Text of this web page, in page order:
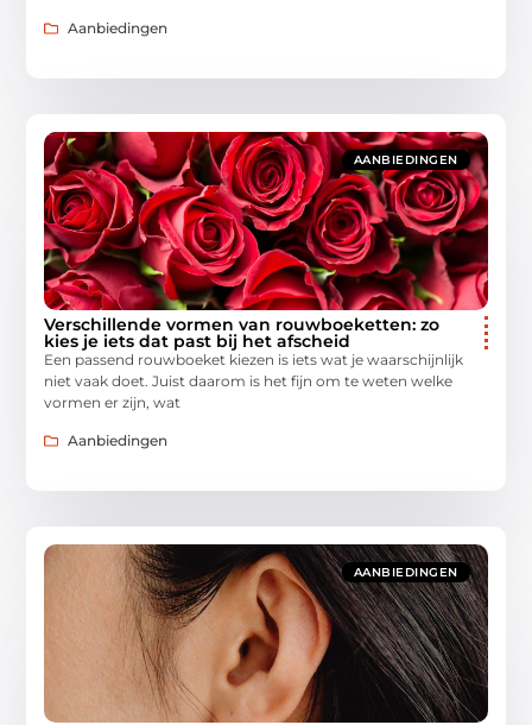
Aanbiedingen
AANBIEDINGEN
Verschillende vormen van rouwboeketten: zo
kies je iets dat past bij het afscheid
Een passend rouwboeket kiezen is iets wat je waarschijnlijk
niet vaak doet. Juist daarom is het fijn om te weten welke
vormen er zijn, wat
Aanbiedingen
AANBIEDINGEN